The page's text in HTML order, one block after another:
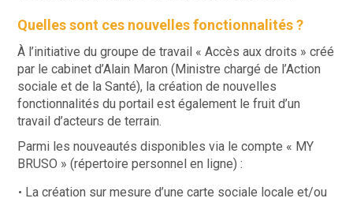
Quelles sont ces nouvelles fonctionnalités ?
À l’initiative du groupe de travail « Accès aux droits » créé
par le cabinet d’Alain Maron (Ministre chargé de l’Action
sociale et de la Santé), la création de nouvelles
fonctionnalités du portail est également le fruit d’un
travail d’acteurs de terrain.
Parmi les nouveautés disponibles via le compte « MY
BRUSO » (répertoire personnel en ligne) :
La création sur mesure d’une carte sociale locale et/ou